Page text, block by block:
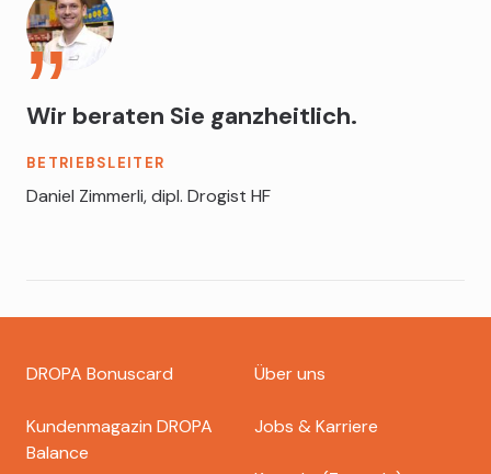
Wir beraten Sie ganzheitlich.
BETRIEBSLEITER
Daniel Zimmerli, dipl. Drogist HF
Footer
dropa
DROPA Bonuscard
Kundenmagazin DROPA
Balance
Über uns
Jobs & Karriere